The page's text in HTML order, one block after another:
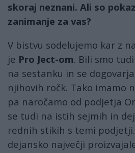
skoraj neznani. Ali so
zanimanje za vas?
V bistvu sodelujemo kar z
je Pro Ject-om. Bili smo
na sestanku in se
njihovih ročk. Tako imamo
pa naročamo od podjetja
se tudi na istih sejmih in
rednih stikih s temi podjetji.
dejansko največji